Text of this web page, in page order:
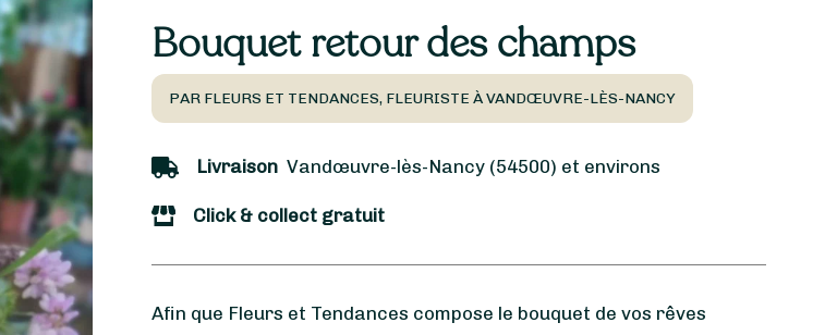
Bouquet retour des champs
PAR FLEURS ET TENDANCES, FLEURISTE À VANDŒUVRE-LÈS-NANCY
LivraisonVandœuvre-lès-Nancy (54500) et environs
Click & collect gratuit
Afin que Fleurs et Tendances compose le bouquet de vos rêves